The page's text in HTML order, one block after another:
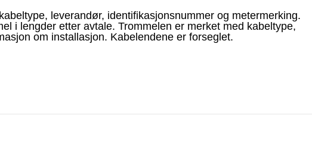
leverandør, identifikasjonsnummer og metermerking.
i lengder etter avtale. Trommelen er merket med kabeltype,
om installasjon. Kabelendene er forseglet.